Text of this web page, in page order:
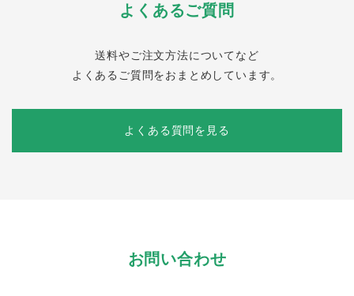
よくあるご質問
送料やご注文方法についてなど
よくあるご質問をおまとめしています。
よくある質問を見る
お問い合わせ